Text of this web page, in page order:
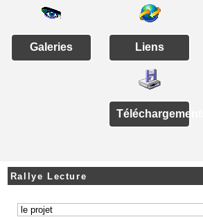
Galeries Liens
Téléchargements
Rallye Lecture